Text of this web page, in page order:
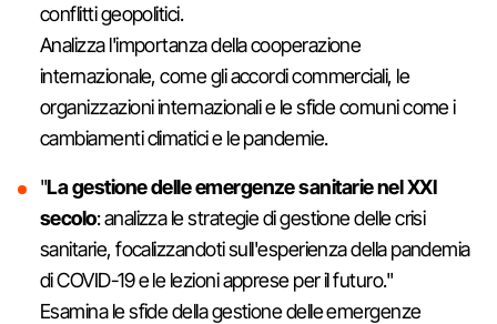
conflitti geopolitici.
Analizza l'importanza della cooperazione
internazionale, come gli accordi commerciali, le
organizzazioni internazionali e le sfide comuni come i
cambiamenti climatici e le pandemie.
"La gestione delle emergenze sanitarie nel XXI
secolo: analizza le strategie di gestione delle crisi
sanitarie, focalizzandoti sull'esperienza della pandemia
di COVID-19 e le lezioni apprese per il futuro."
Esamina le sfide della gestione delle emergenze